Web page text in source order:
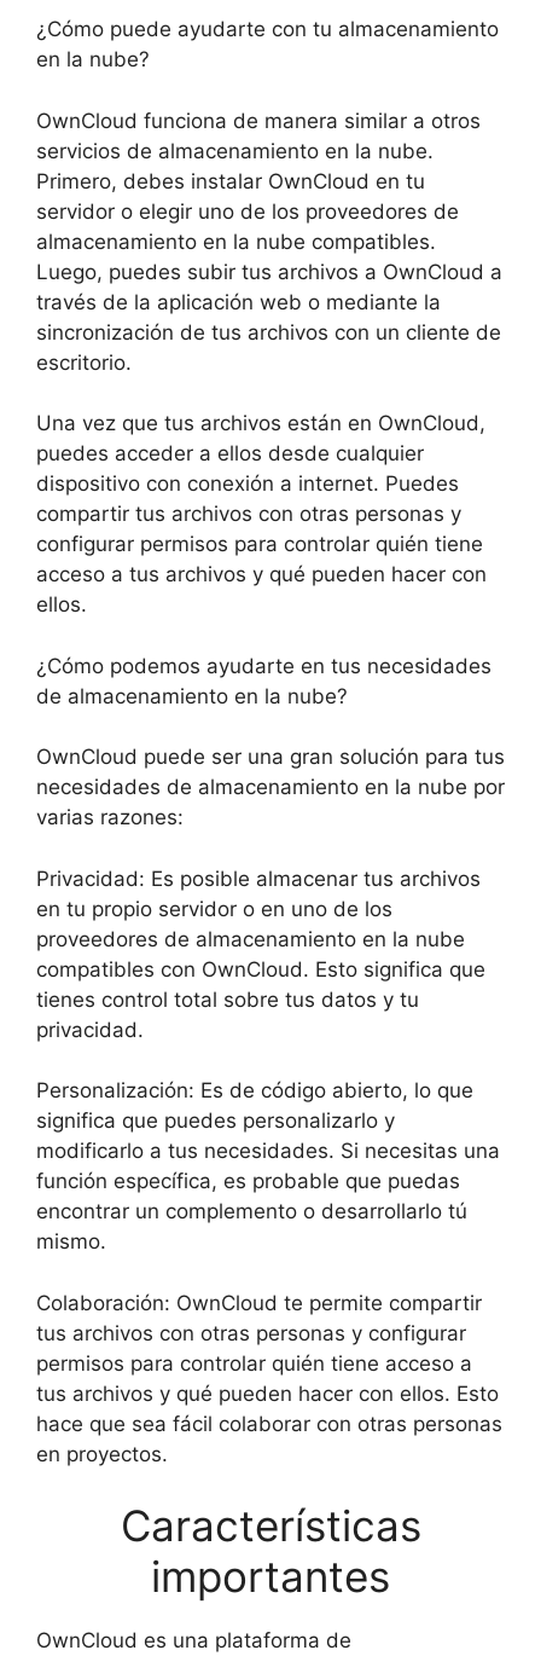
¿Cómo puede ayudarte con tu almacenamiento
en la nube?
OwnCloud funciona de manera similar a otros
servicios de almacenamiento en la nube.
Primero, debes instalar OwnCloud en tu
servidor o elegir uno de los proveedores de
almacenamiento en la nube compatibles.
Luego, puedes subir tus archivos a OwnCloud a
través de la aplicación web o mediante la
sincronización de tus archivos con un cliente de
escritorio.
Una vez que tus archivos están en OwnCloud,
puedes acceder a ellos desde cualquier
dispositivo con conexión a internet. Puedes
compartir tus archivos con otras personas y
configurar permisos para controlar quién tiene
acceso a tus archivos y qué pueden hacer con
ellos.
¿Cómo podemos ayudarte en tus necesidades
de almacenamiento en la nube?
OwnCloud puede ser una gran solución para tus
necesidades de almacenamiento en la nube por
varias razones:
Privacidad: Es posible almacenar tus archivos
en tu propio servidor o en uno de los
proveedores de almacenamiento en la nube
compatibles con OwnCloud. Esto significa que
tienes control total sobre tus datos y tu
privacidad.
Personalización: Es de código abierto, lo que
significa que puedes personalizarlo y
modificarlo a tus necesidades. Si necesitas una
función específica, es probable que puedas
encontrar un complemento o desarrollarlo tú
mismo.
Colaboración: OwnCloud te permite compartir
tus archivos con otras personas y configurar
permisos para controlar quién tiene acceso a
tus archivos y qué pueden hacer con ellos. Esto
hace que sea fácil colaborar con otras personas
en proyectos.
Características
importantes
OwnCloud es una plataforma de